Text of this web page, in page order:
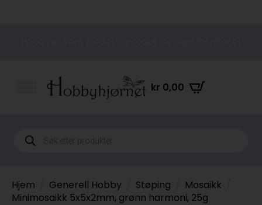
kr 0,00
Products
search
Hjem Generell Hobby Støping
Mosaikk
Minimosaikk 5x5x2mm, grønn harmoni, 25g